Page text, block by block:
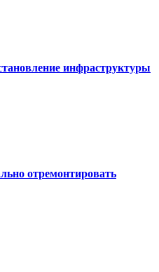
инфраструктуры
отремонтировать